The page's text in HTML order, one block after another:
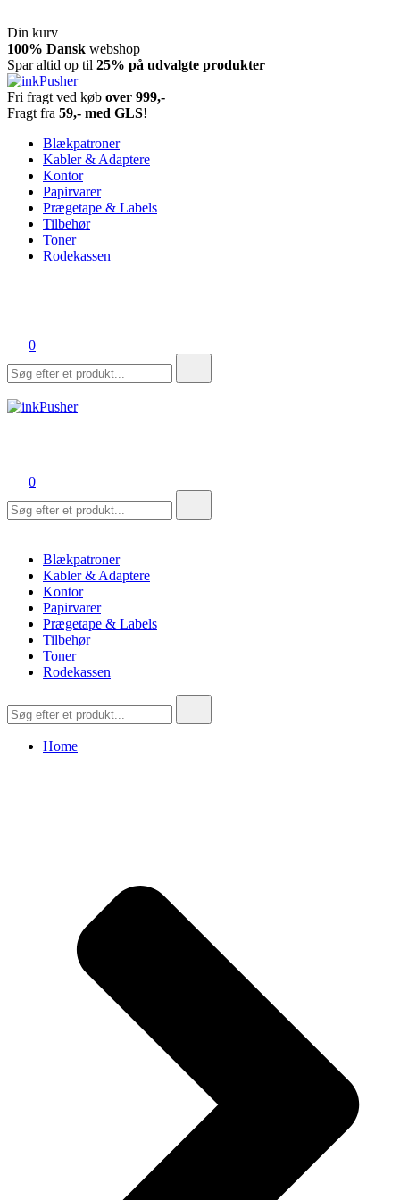
Din kurv
Spring
til
indhold
100% Dansk webshop
Spar altid op til 25% på udvalgte produkter
inkPusher
Leverandør af blækpatroner, kontor artikler og meget mere
Fri fragt ved køb over 999,-
Fragt fra 59,- med GLS!
Blækpatroner
Kabler & Adaptere
Kontor
Papirvarer
Prægetape & Labels
Tilbehør
Toner
Rodekassen
0
efter:
0
efter:
Blækpatroner
Kabler & Adaptere
Kontor
Papirvarer
Prægetape & Labels
Tilbehør
Toner
Rodekassen
efter:
Home